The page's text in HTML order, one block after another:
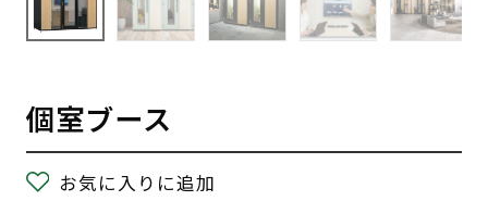
個室ブース
お気に入りに追加